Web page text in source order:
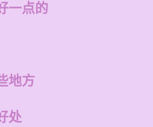
一点的
地方
处